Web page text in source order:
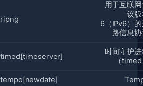
ripng
用于互联
议版
6（IPv6）
路信息
timed[timeserver]
时间守护
（
tempo[newdate]